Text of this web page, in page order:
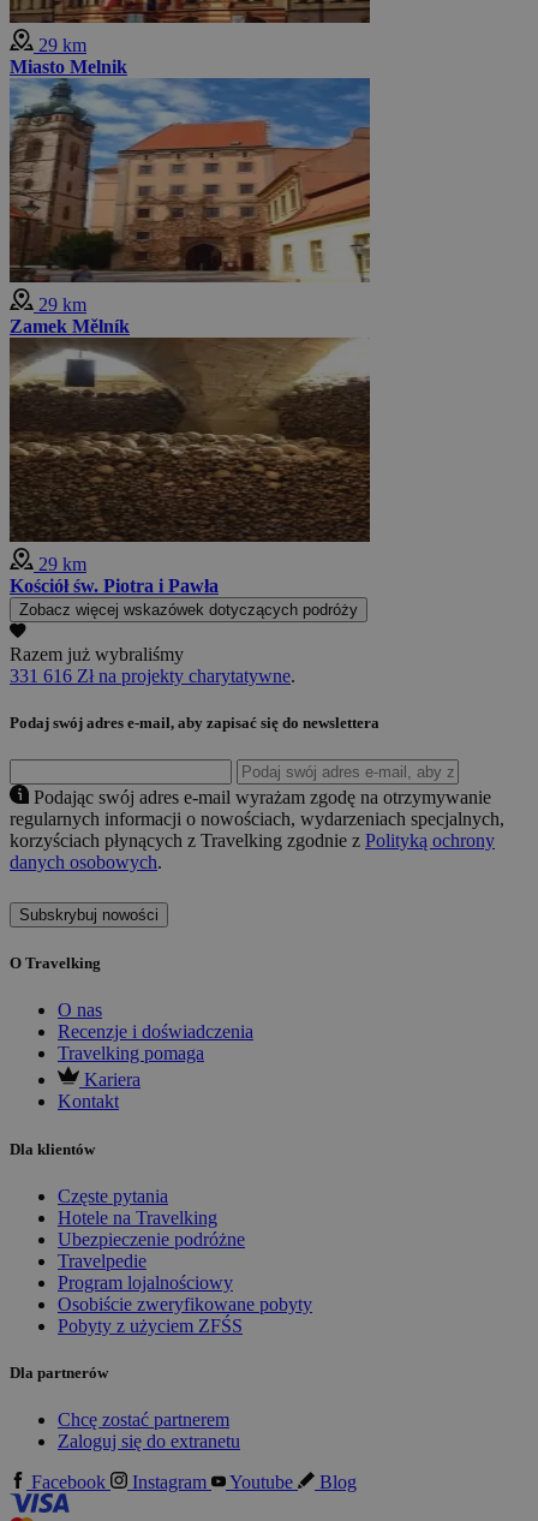
29 km
Miasto Melnik
29 km
Zamek Mělník
29 km
Kościół św. Piotra i Pawła
Zobacz więcej wskazówek dotyczących podróży
Razem już wybraliśmy
331 616 Zł na projekty charytatywne.
Podaj swój adres e-mail, aby zapisać się do newslettera
Podając swój adres e-mail wyrażam zgodę na otrzymywanie
regularnych informacji o nowościach, wydarzeniach specjalnych,
korzyściach płynących z Travelking zgodnie z Polityką ochrony
danych osobowych.
Subskrybuj nowości
O Travelking
O nas
Recenzje i doświadczenia
Travelking pomaga
Kariera
Kontakt
Dla klientów
Częste pytania
Hotele na Travelking
Ubezpieczenie podróżne
Travelpedie
Program lojalnościowy
Osobiście zweryfikowane pobyty
Pobyty z użyciem ZFŚS
Dla partnerów
Chcę zostać partnerem
Zaloguj się do extranetu
Facebook
Instagram Youtube Blog